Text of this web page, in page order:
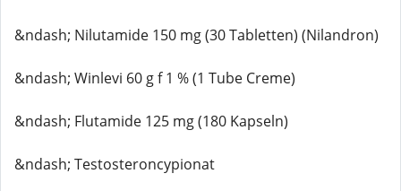
&ndash; Nilutamide 150 mg (30 Tabletten) (Nilandron)
&ndash; Winlevi 60 g f 1 % (1 Tube Creme)
&ndash; Flutamide 125 mg (180 Kapseln)
&ndash; Testosteroncypionat